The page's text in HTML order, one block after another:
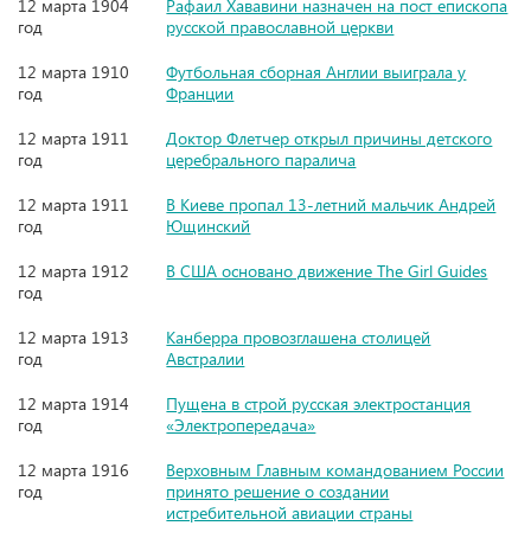
12 марта 1904
год
Рафаил Хававини назначен на пост епископа
русской православной церкви
12 марта 1910
год
Футбольная сборная Англии выиграла у
Франции
12 марта 1911
год
Доктор Флетчер открыл причины детского
церебрального паралича
12 марта 1911
год
В Киеве пропал 13-летний мальчик Андрей
Ющинский
12 марта 1912
год
В США основано движение The Girl Guides
12 марта 1913
год
Канберра провозглашена столицей
Австралии
12 марта 1914
год
Пущена в строй русская электростанция
«Электропередача»
12 марта 1916
год
Верховным Главным командованием России
принято решение о создании
истребительной авиации страны